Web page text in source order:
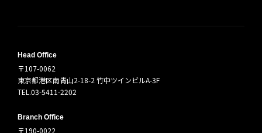
Head Office
〒107-0062
東京都港区南青山2-18-2 竹中ツインビルA-3F
TEL.03-5411-2202
Branch Office
〒190-0022